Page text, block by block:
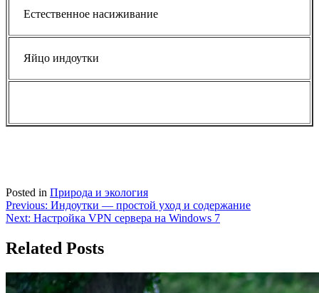
Естественное насиживание
Яйцо индоутки
Posted in Природа и экология
Навигация
по
записям
Previous: Индоутки — простой уход и содержание
Next: Настройка VPN сервера на Windows 7
Related Posts